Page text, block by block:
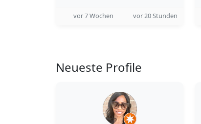
vor 7 Wochen vor 20 Stunden
Neueste Profile